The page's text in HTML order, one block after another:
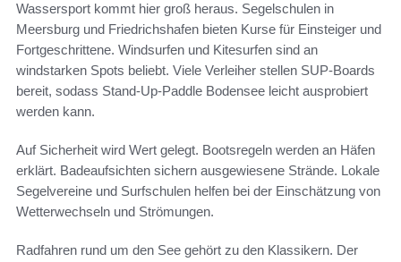
Wassersport kommt hier groß heraus. Segelschulen in
Meersburg und Friedrichshafen bieten Kurse für Einsteiger und
Fortgeschrittene. Windsurfen und Kitesurfen sind an
windstarken Spots beliebt. Viele Verleiher stellen SUP-Boards
bereit, sodass Stand-Up-Paddle Bodensee leicht ausprobiert
werden kann.
Auf Sicherheit wird Wert gelegt. Bootsregeln werden an Häfen
erklärt. Badeaufsichten sichern ausgewiesene Strände. Lokale
Segelvereine und Surfschulen helfen bei der Einschätzung von
Wetterwechseln und Strömungen.
Radfahren rund um den See gehört zu den Klassikern. Der